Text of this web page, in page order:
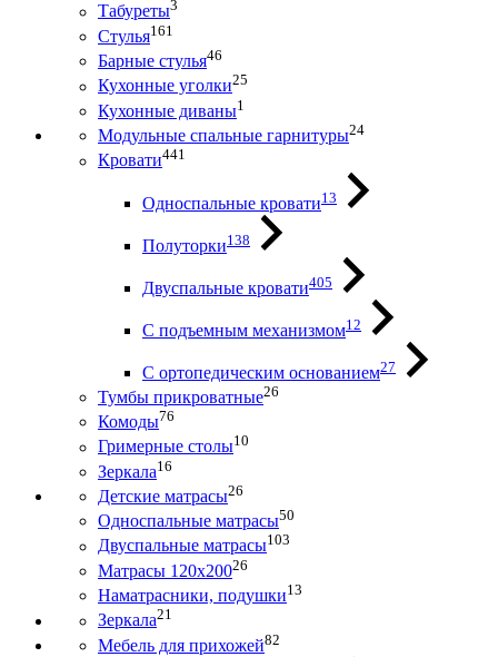
Табуреты3
Стулья161
Барные стулья46
Кухонные уголки25
Кухонные диваны1
Модульные спальные гарнитуры24
Кровати441
Односпальные кровати13
Полуторки138
Двуспальные кровати405
С подъемным механизмом12
С ортопедическим основанием27
Тумбы прикроватные26
Комоды76
Гримерные столы10
Зеркала16
Детские матрасы26
Односпальные матрасы50
Двуспальные матрасы103
Матрасы 120х20026
Наматрасники, подушки13
Зеркала21
Мебель для прихожей82